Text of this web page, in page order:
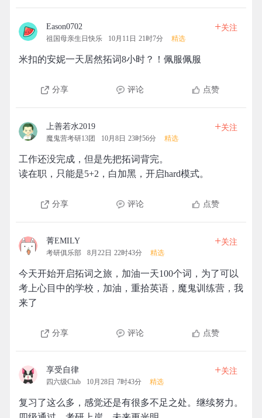
Eason0702
祖国母亲生日快乐 10月11日 21时7分 精选
+关注
米扣的安妮一天居然拓词8小时？！佩服佩服
分享 评论 点赞
上善若水2019
魔鬼营考研13团 10月8日 23时56分 精选
+关注
工作还没完成，但是先把拓词背完。
读在职，只能是5+2，白加黑，开启hard模式。
分享 评论 点赞
菁EMILY
考研俱乐部 8月22日 22时43分 精选
+关注
今天开始开启拓词之旅，加油一天100个词，为了可以
考上心目中的学校，加油，重拾英语，魔鬼训练营，我
来了
分享 评论 点赞
享受自律
四六级Club 10月28日 7时43分 精选
+关注
复习了这么多，感觉还是有很多不足之处。继续努力。